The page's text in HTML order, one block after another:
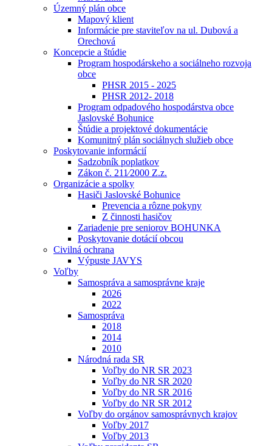
Územný plán obce
Mapový klient
Informácie pre staviteľov na ul. Dubová a
Orechová
Koncepcie a štúdie
Program hospodárskeho a sociálneho rozvoja
obce
PHSR 2015 - 2025
PHSR 2012- 2018
Program odpadového hospodárstva obce
Jaslovské Bohunice
Štúdie a projektové dokumentácie
Komunitný plán sociálnych služieb obce
Poskytovanie informácií
Sadzobník poplatkov
Zákon č. 211⁄2000 Z.z.
Organizácie a spolky
Hasiči Jaslovské Bohunice
Prevencia a rôzne pokyny
Z činnosti hasičov
Zariadenie pre seniorov BOHUNKA
Poskytovanie dotácií obcou
Civilná ochrana
Výpuste JAVYS
Voľby
Samospráva a samosprávne kraje
2026
2022
Samospráva
2018
2014
2010
Národná rada SR
Voľby do NR SR 2023
Voľby do NR SR 2020
Voľby do NR SR 2016
Voľby do NR SR 2012
Voľby do orgánov samosprávnych krajov
Voľby 2017
Voľby 2013